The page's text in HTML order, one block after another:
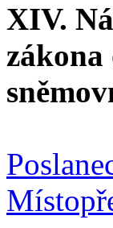
XIV.